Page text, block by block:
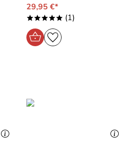
29,95 €*
***** (1)